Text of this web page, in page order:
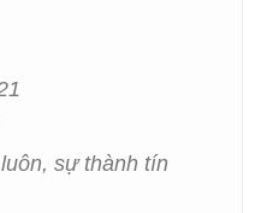
sự thành tín